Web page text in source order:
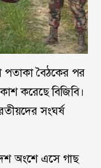
পতাকা বৈঠকের পর
করেছে বিজিবি।
সংঘর্ষ
অংশে এসে গাছ